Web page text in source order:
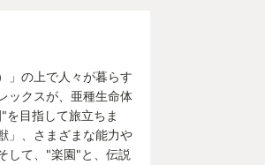
」の上で人々が暮らす
ックスが、亜種生命体
目指して旅立ちま
」、さまざまな能力や
して、"楽園"と、伝説